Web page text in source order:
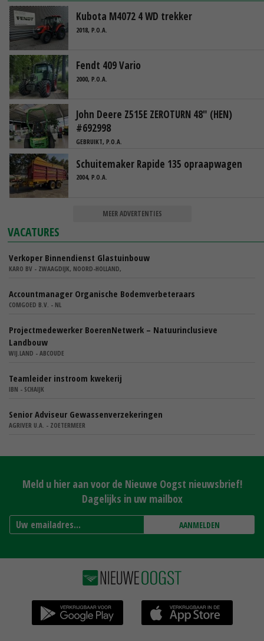
Kubota M4072 4 WD trekker
2018, P.O.A.
Fendt 409 Vario
2000, P.O.A.
John Deere Z515E ZEROTURN 48" (HEN)
#692998
GEBRUIKT, P.O.A.
Schuitemaker Rapide 135 opraapwagen
2004, P.O.A.
MEER ADVERTENTIES
VACATURES
Verkoper Binnendienst Glastuinbouw
KARO BV - ZWAAGDIJK, NOORD-HOLLAND,
Accountmanager Organische Bodemverbeteraars
COMGOED B.V. - NL
Projectmedewerker BoerenNetwerk – Natuurinclusieve
Landbouw
WIJ.LAND - ABCOUDE
Teamleider instroom kwekerij
IBN - SCHAIJK
Senior Adviseur Gewassenverzekeringen
AGRIVER U.A. - ZOETERMEER
Meld u hier aan voor de Nieuwe Oogst nieuwsbrief!
Dagelijks in uw mailbox
AANMELDEN